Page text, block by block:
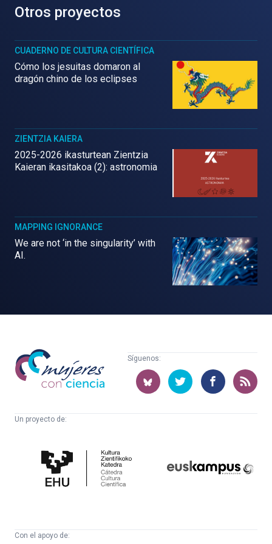
Otros proyectos
CUADERNO DE CULTURA CIENTÍFICA
Cómo los jesuitas domaron al
dragón chino de los eclipses
ZIENTZIA KAIERA
2025-2026 ikasturtean Zientzia
Kaieran ikasitakoa (2): astronomia
MAPPING IGNORANCE
We are not ‘in the singularity’ with
AI.
Mujeres
con
ciencia
Síguenos:
Un proyecto de:
Cultura
Científica
Con el apoyo de: